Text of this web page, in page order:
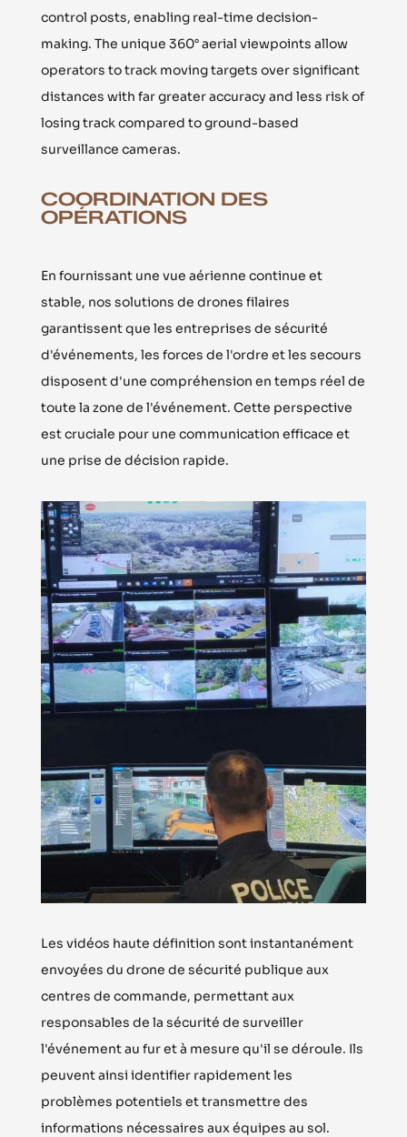
control posts, enabling real-time decision-
making. The unique 360° aerial viewpoints allow
operators to track moving targets over significant
distances with far greater accuracy and less risk of
losing track compared to ground-based
surveillance cameras.
COORDINATION DES
OPÉRATIONS
En fournissant une vue aérienne continue et
stable, nos solutions de drones filaires
garantissent que les entreprises de sécurité
d'événements, les forces de l'ordre et les secours
disposent d'une compréhension en temps réel de
toute la zone de l'événement. Cette perspective
est cruciale pour une communication efficace et
une prise de décision rapide.
Les vidéos haute définition sont instantanément
envoyées du drone de sécurité publique aux
centres de commande, permettant aux
responsables de la sécurité de surveiller
l'événement au fur et à mesure qu'il se déroule. Ils
peuvent ainsi identifier rapidement les
problèmes potentiels et transmettre des
informations nécessaires aux équipes au sol.